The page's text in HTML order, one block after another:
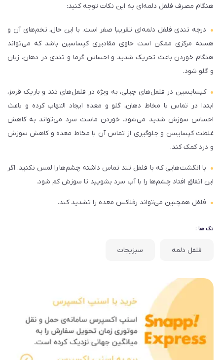
هنگام مصرف فلفل دلمه‌ای به این نکات توجه کنید:
درجه تندی فلفل دلمه‌ای تقریبا صفر است. با این حال، تخم‌های آن و
هسته مرکزی ممکن است حاوی مقادیری کپساسین باشد که می‌تواند
هنگام خوردن باعث تحریک شدید و احساس گرما و تندی در دهان، زبان
و گلو شود.
کپسایسین در فلفل‌های چیلی، به ویژه در فلفل‌های تند و باریک قرمز،
ابتدا در تماس با مخاط دهان، گلو و معده ایجاد التهاب کرده و باعث
احساس سوزش شدید می‌شود. خوردن ماست سرد می‌تواند به کاهش
غلظت کپسایسن و جلوگیری از تماس آن با مخاط معده و کاهش سوزش
و درد کمک کند.
با انگشت‌هایی که با فلفل تند تماس داشته چشم‌ها را لمس نکنید. اگر
این اتفاق افتاد چشم‌ها را با آب سرد بشویید تا سوزش کم شود.
فلفل همچنین می‌تواند رفلاکس معده را تشدید کند.
تگ ها :
فلفل دلمه سبزیجات